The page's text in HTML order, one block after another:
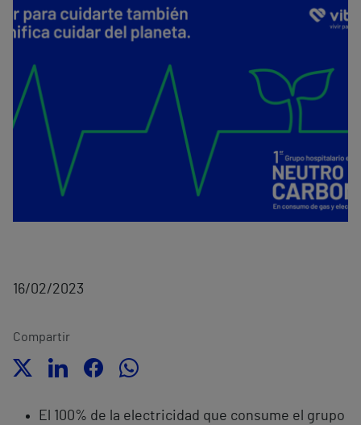
16/02/2023
Compartir
El 100% de la electricidad que consume el grupo